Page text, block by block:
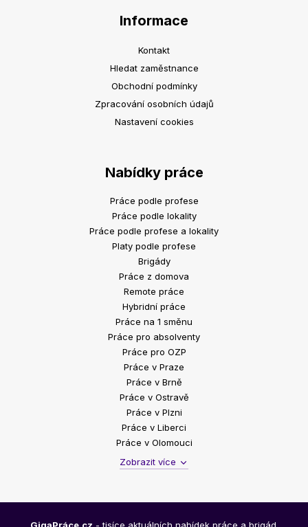
Informace
Kontakt
Hledat zaměstnance
Obchodní podmínky
Zpracování osobních údajů
Nastavení cookies
Nabídky práce
Práce podle profese
Práce podle lokality
Práce podle profese a lokality
Platy podle profese
Brigády
Práce z domova
Remote práce
Hybridní práce
Práce na 1 směnu
Práce pro absolventy
Práce pro OZP
Práce v Praze
Práce v Brně
Práce v Ostravě
Práce v Plzni
Práce v Liberci
Práce v Olomouci
Zobrazit více